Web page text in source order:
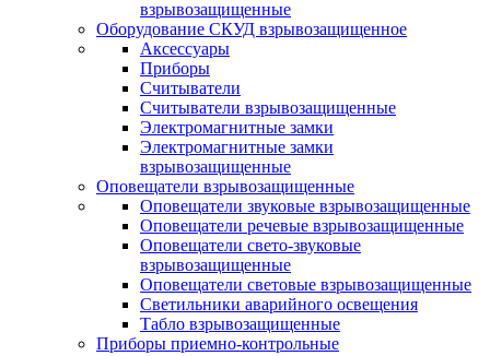
взрывозащищенные
Оборудование СКУД взрывозащищенное
Аксессуары
Приборы
Считыватели
Считыватели взрывозащищенные
Электромагнитные замки
Электромагнитные замки
взрывозащищенные
Оповещатели взрывозащищенные
Оповещатели звуковые взрывозащищенные
Оповещатели речевые взрывозащищенные
Оповещатели свето-звуковые
взрывозащищенные
Оповещатели световые взрывозащищенные
Светильники аварийного освещения
Табло взрывозащищенные
Приборы приемно-контрольные